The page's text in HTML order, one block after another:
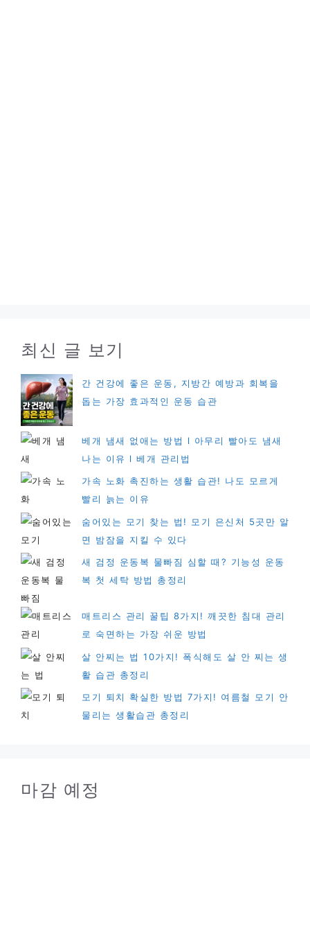
최신 글 보기
간 건강에 좋은 운동, 지방간 예방과 회복을
돕는 가장 효과적인 운동 습관
베개 냄새 없애는 방법 l 아무리 빨아도 냄새
나는 이유 l 베개 관리법
가속 노화 촉진하는 생활 습관! 나도 모르게
빨리 늙는 이유
숨어있는 모기 찾는 법! 모기 은신처 5곳만 알
면 밤잠을 지킬 수 있다
새 검정 운동복 물빠짐 심할 때? 기능성 운동
복 첫 세탁 방법 총정리
매트리스 관리 꿀팁 8가지! 깨끗한 침대 관리
로 숙면하는 가장 쉬운 방법
살 안찌는 법 10가지! 폭식해도 살 안 찌는 생
활 습관 총정리
모기 퇴치 확실한 방법 7가지! 여름철 모기 안
물리는 생활습관 총정리
마감 예정